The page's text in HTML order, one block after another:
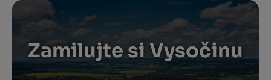
Zamilujte si Vysočinu